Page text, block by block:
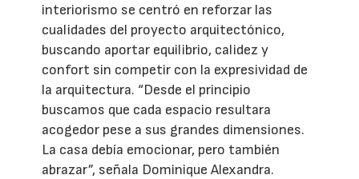
interiorismo se centró en reforzar las
cualidades del proyecto arquitectónico,
buscando aportar equilibrio, calidez y
confort sin competir con la expresividad de
la arquitectura. “Desde el principio
buscamos que cada espacio resultara
acogedor pese a sus grandes dimensiones.
La casa debía emocionar, pero también
abrazar”, señala Dominique Alexandra.